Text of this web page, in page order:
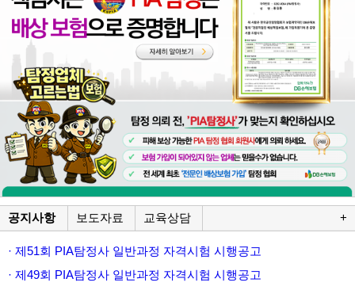
공지사항 보도자료 교육상담 +
· 제51회 PIA탐정사 일반과정 자격시험 시행공고
· 제49회 PIA탐정사 일반과정 자격시험 시행공고